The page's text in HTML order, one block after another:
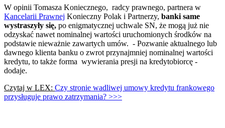
W opinii Tomasza Koniecznego, radcy prawnego, partnera w
Kancelarii Prawnej Konieczny Polak i Partnerzy, banki same
wystraszyły się, po enigmatycznej uchwale SN, że mogą już nie
odzyskać nawet nominalnej wartości uruchomionych środków na
podstawie nieważnie zawartych umów. - Pozwanie aktualnego lub
dawnego klienta banku o zwrot przynajmniej nominalnej wartości
kredytu, to także forma wywierania presji na kredytobiorcę -
dodaje.
Czytaj w LEX: Czy stronie wadliwej umowy kredytu frankowego
przysługuje prawo zatrzymania? >>>